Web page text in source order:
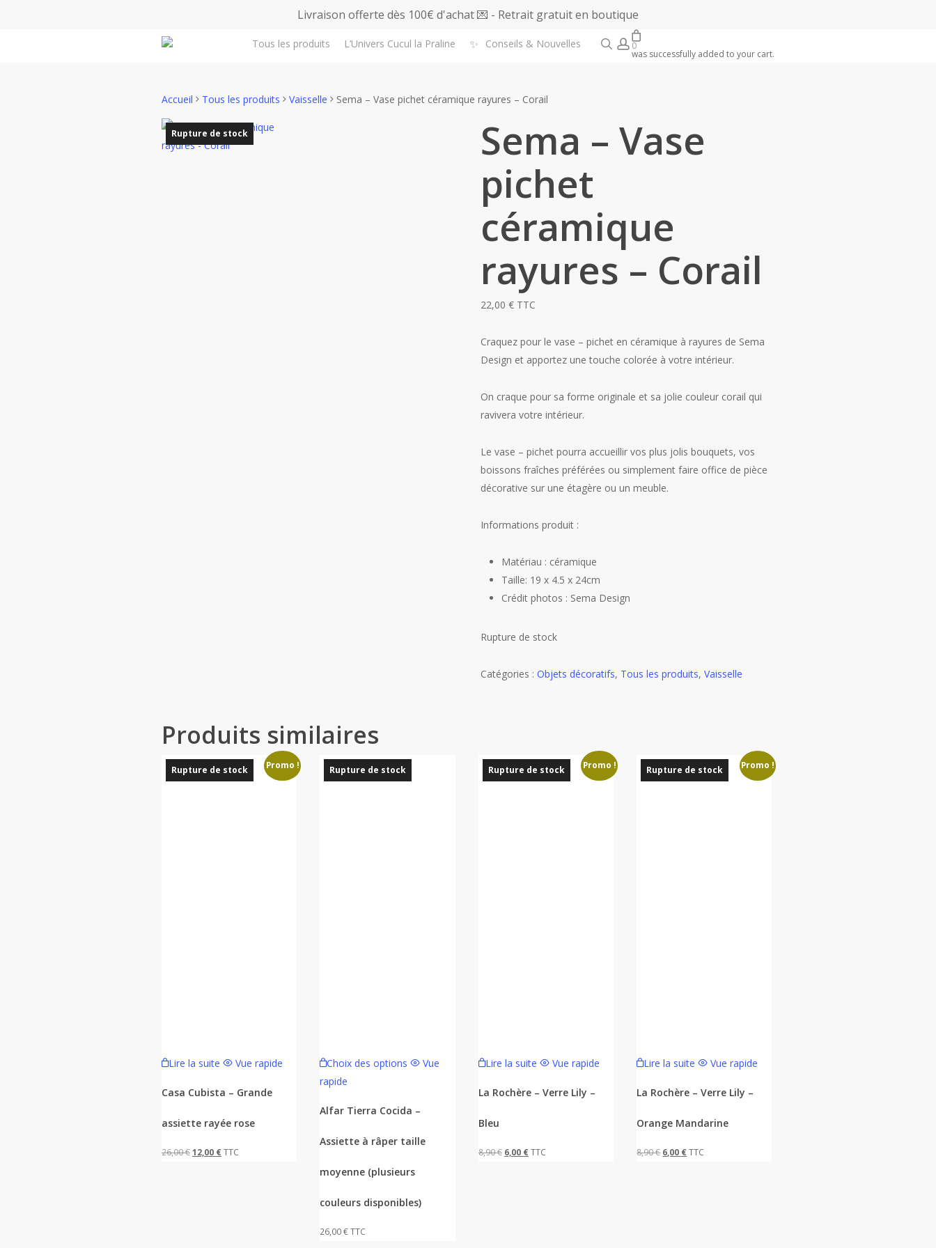
Livraison offerte dès 100€ d'achat 💌 - Retrait gratuit en boutique
Tous les produits L’Univers Cucul la Praline ✨ Conseils & Nouvelles searchaccount
0
was successfully added to your cart.
Accueil Tous les produits Vaisselle Sema – Vase pichet céramique rayures – Corail
Rupture de stock
Sema – Vase
pichet
céramique
rayures – Corail
22,00 € TTC
Craquez pour le vase – pichet en céramique à rayures de Sema
Design et apportez une touche colorée à votre intérieur.
On craque pour sa forme originale et sa jolie couleur corail qui
ravivera votre intérieur.
Le vase – pichet pourra accueillir vos plus jolis bouquets, vos
boissons fraîches préférées ou simplement faire office de pièce
décorative sur une étagère ou un meuble.
Informations produit :
Matériau : céramique
Taille: 19 x 4.5 x 24cm
Crédit photos : Sema Design
Rupture de stock
Catégories : Objets décoratifs, Tous les produits, Vaisselle
Produits similaires
Rupture de stock Promo !
Lire la suite Vue rapide
Casa Cubista – Grande
assiette rayée rose
26,00€Le
12,00 € Le
TTC
Rupture de stock
Choix des options
produit
plusieurs
Les
peuvent
être
Vue
rapide
Alfar Tierra Cocida –
Assiette à râper taille
moyenne (plusieurs
couleurs disponibles)
26,00€ TTC
Rupture de stock Promo !
Lire la suite Vue rapide
La Rochère – Verre Lily –
Bleu
8,90€ Le
6,00 €Le
TTC
Rupture de stock Promo !
Lire la suite Vue rapide
La Rochère – Verre Lily –
Orange Mandarine
8,90€ Le
6,00 € Le
TTC